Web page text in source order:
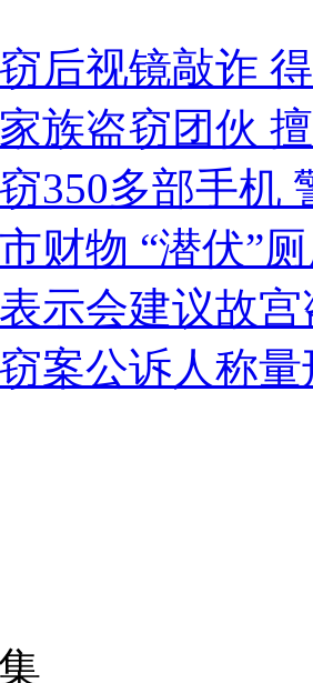
多人 警民合力深夜将其击毙
老人 痛下狠手拳打脚踢
医生回应
政治霸凌主义
言论片面不公正
后视镜敲诈
族盗窃团伙
350多部手机
财物 “潜伏”
示会建议故
案公诉人称